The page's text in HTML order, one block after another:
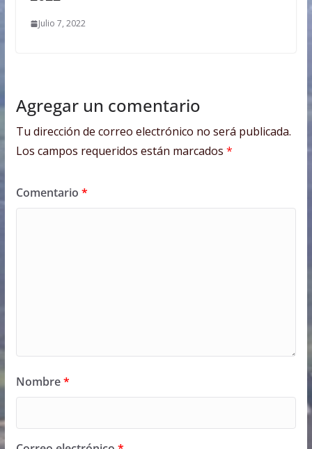
Julio 7, 2022
Agregar un comentario
Tu dirección de correo electrónico no será publicada.
Los campos requeridos están marcados *
Comentario *
Nombre*